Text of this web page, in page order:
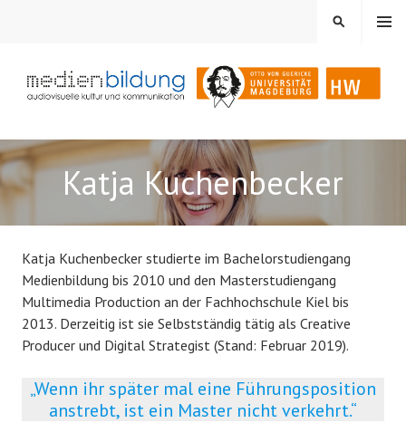
MEDIENBILDUNG
Audiovisuelle Kultur und Kommunikation
MENÜ
SUCHEN
Katja Kuchenbecker
Katja Kuchenbecker studierte im Bachelorstudiengang
Medienbildung bis 2010 und den Masterstudiengang
Multimedia Production an der Fachhochschule Kiel bis
2013. Derzeitig ist sie Selbstständig tätig als Creative
Producer und Digital Strategist (Stand: Februar 2019).
„Wenn ihr später mal eine Führungsposition
anstrebt, ist ein Master nicht verkehrt.“